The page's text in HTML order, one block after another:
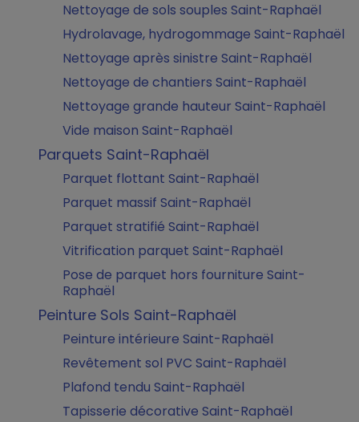
Nettoyage de sols souples Saint-Raphaël
Hydrolavage, hydrogommage Saint-Raphaël
Nettoyage après sinistre Saint-Raphaël
Nettoyage de chantiers Saint-Raphaël
Nettoyage grande hauteur Saint-Raphaël
Vide maison Saint-Raphaël
Parquets Saint-Raphaël
Parquet flottant Saint-Raphaël
Parquet massif Saint-Raphaël
Parquet stratifié Saint-Raphaël
Vitrification parquet Saint-Raphaël
Pose de parquet hors fourniture Saint-
Raphaël
Peinture Sols Saint-Raphaël
Peinture intérieure Saint-Raphaël
Revêtement sol PVC Saint-Raphaël
Plafond tendu Saint-Raphaël
Tapisserie décorative Saint-Raphaël